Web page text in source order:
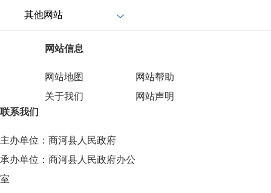
其他网站
网站信息
网站地图
网站帮助
关于我们
网站声明
联系我们
主办单位：商河县人民政府
承办单位：商河县人民政府办公
室